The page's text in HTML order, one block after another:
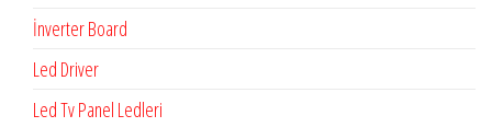
İnverter Board
Led Driver
Led Tv Panel Ledleri